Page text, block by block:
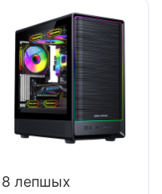
8 лепшых